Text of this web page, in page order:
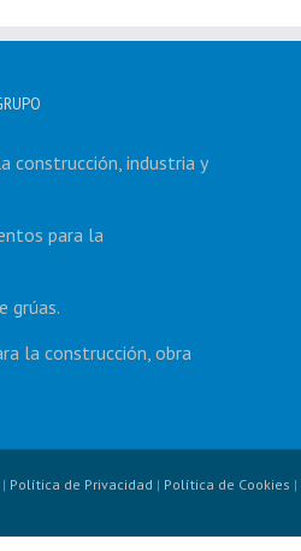
construcción, industria y
para la
grúas.
la construcción, obra
| Política de Privacidad | Política de Cookies |